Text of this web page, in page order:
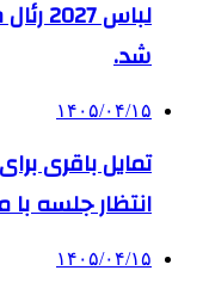
لباس
شد.
۱۴۰۵/۰۴/۱۵
تمایل باقری
انتظار جلسه با
۱۴۰۵/۰۴/۱۵